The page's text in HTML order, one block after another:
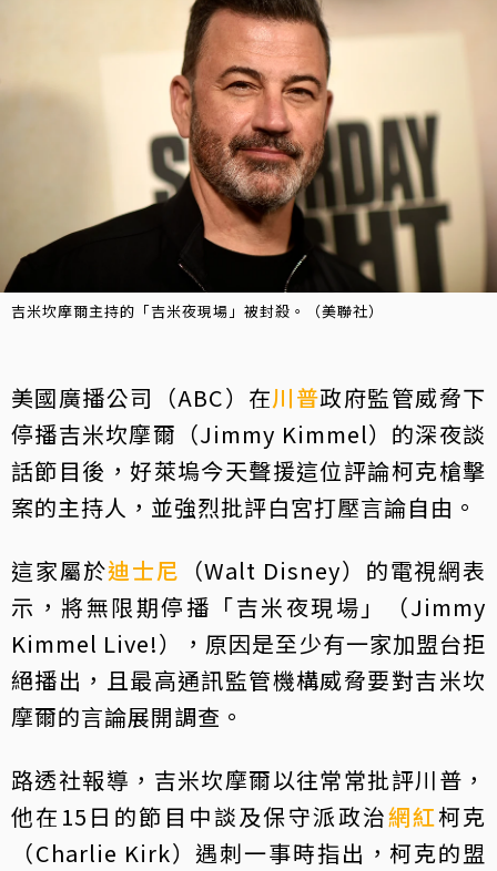
吉米坎摩爾主持的「吉米夜現場」被封殺。（美聯社）
美國廣播公司（ABC）在川普政府監管威脅下
停播吉米坎摩爾（Jimmy Kimmel）的深夜談
話節目後，好萊塢今天聲援這位評論柯克槍擊
案的主持人，並強烈批評白宮打壓言論自由。
這家屬於迪士尼 （Walt Disney）的電視網表
示，將無限期停播「吉米夜現場」（Jimmy
Kimmel Live!），原因是至少有一家加盟台拒
絕播出，且最高通訊監管機構威脅要對吉米坎
摩爾的言論展開調查。
路透社報導，吉米坎摩爾以往常常批評川普，
他在15日的節目中談及保守派政治網紅柯克
（Charlie Kirk）遇刺一事時指出，柯克的盟